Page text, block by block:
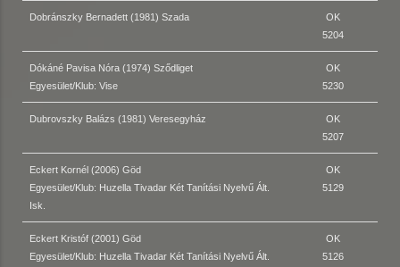
Dobránszky Bernadett (1981) Szada
OK
5204
Dókáné Pavisa Nóra (1974) Sződliget
Egyesület/Klub: Vise
OK
5230
Dubrovszky Balázs (1981) Veresegyház
OK
5207
Eckert Kornél (2006) Göd
Egyesület/Klub: Huzella Tivadar Két Tanítási Nyelvű Ált.
Isk.
OK
5129
Eckert Kristóf (2001) Göd
Egyesület/Klub: Huzella Tivadar Két Tanítási Nyelvű Ált.
OK
5126